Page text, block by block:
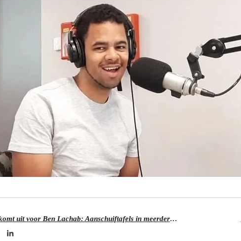
Droom komt uit voor Ben Lachab: Aanschuiftafels in meerdere steden
S